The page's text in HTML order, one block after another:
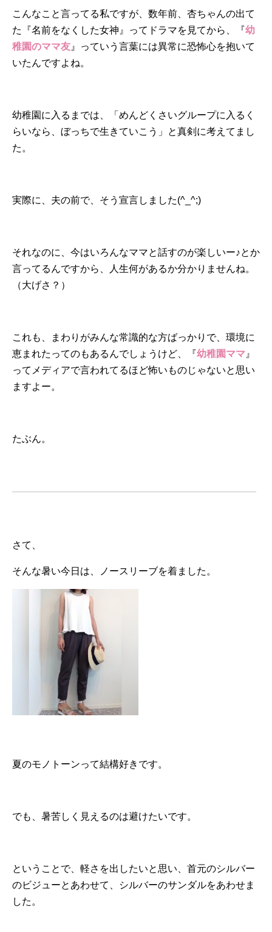
こんなこと言ってる私ですが、数年前、杏ちゃんの出て
た『名前をなくした女神』ってドラマを見てから、『幼
稚園のママ友 』っていう言葉には異常に恐怖心を抱いて
いたんですよね。
幼稚園に入るまでは、「めんどくさいグループに入るく
らいなら、ぼっちで生きていこう」と真剣に考えてまし
た。
実際に、夫の前で、そう宣言しました(^_^;)
それなのに、今はいろんなママと話すのが楽しいー♪とか
言ってるんですから、人生何があるか分かりませんね。
（大げさ？）
これも、まわりがみんな常識的な方ばっかりで、環境に
恵まれたってのもあるんでしょうけど、『幼稚園ママ 』
ってメディアで言われてるほど怖いものじゃないと思い
ますよー。
たぶん。
さて、
そんな暑い今日は、ノースリーブを着ました。
夏のモノトーンって結構好きです。
でも、暑苦しく見えるのは避けたいです。
ということで、軽さを出したいと思い、首元のシルバー
のビジューとあわせて、シルバーのサンダルをあわせま
した。